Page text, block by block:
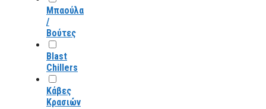
Μπαούλα
/
Βούτες
Blast
Chillers
Κάβες
Κρασιών